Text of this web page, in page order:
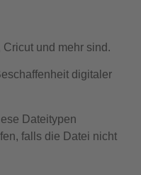
und mehr sind.
digitaler
Dateitypen
falls die Datei nicht